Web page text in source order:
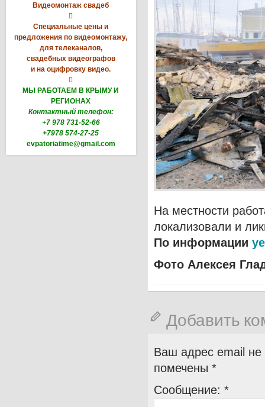
Видеомонтаж свадеб

Специальные цены и
предложения по видеомонтажу,
для телеканалов,
свадебных видеографов
и на оцифровку видео.

МЫ РАБОТАЕМ В КРЫМУ И
РЕГИОНАХ
Контактный телефон:
+7 978 731-52-66
+7978 574-27-25
evpatoriatime@gmail.com
На местности
локализовали и
По информации
Фото Алексея
Добавить
Ваш адрес email не
помечены *
Сообщение: *